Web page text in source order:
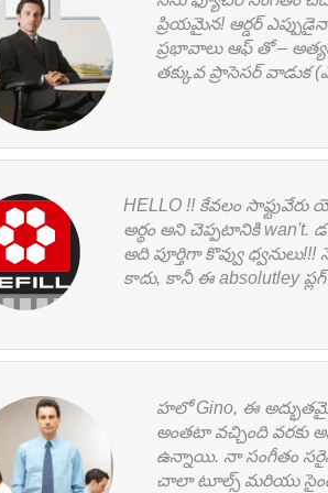
ప్రియమైన! ఆర్డర్
ప్రభావాలు ఆఫ్ తో –
తక్కువ ప్రాసెసర్ వాడుక
HELLO !! కేవలం
అర్థం అని చెప్పటానికి
అది పూర్తిగా కొవ్వు
కాదు, కానీ ఈ absolutley
హలో Gino, ఈ
అంతటా వచ్చింది వరకు
ఉన్నాయి. నా సంగీతం సరైన
చాలా టూల్స్ మరియు